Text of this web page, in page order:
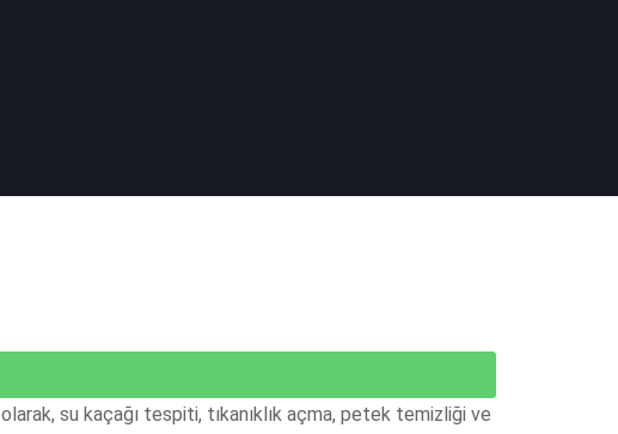
olarak, su kaçağı tespiti, tıkanıklık açma, petek temizliği ve